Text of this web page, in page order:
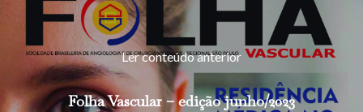
Ler conteúdo anterior
Folha Vascular – edição junho/2023